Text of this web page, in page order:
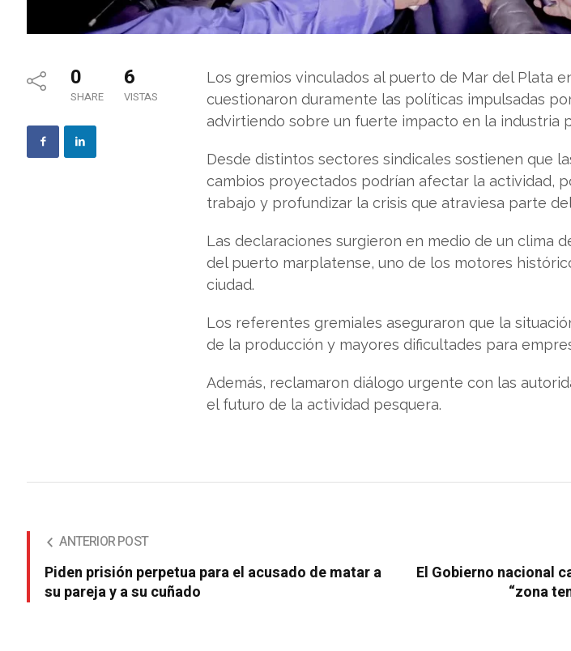
0
SHARE
6
VISTAS
Los gremios vinculados al puerto de Mar del Plata
cuestionaron duramente las políticas impulsadas
advirtiendo sobre un fuerte impacto en la industria
Desde distintos sectores sindicales sostienen que
cambios proyectados podrían afectar la actividad,
trabajo y profundizar la crisis que atraviesa parte
Las declaraciones surgieron en medio de un clima
del puerto marplatense, uno de los motores
ciudad.
Los referentes gremiales aseguraron que la
de la producción y mayores dificultades para
Además, reclamaron diálogo urgente con las
el futuro de la actividad pesquera.
ANTERIOR POST
Piden prisión perpetua para el acusado de matar a
su pareja y a su cuñado
El Gobierno nacional
“zona